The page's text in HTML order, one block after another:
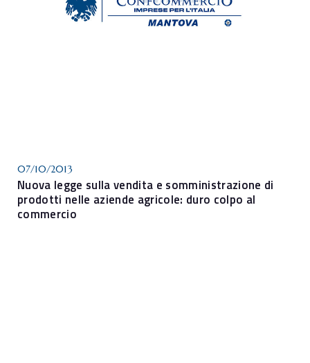
07/10/2013
Nuova legge sulla vendita e somministrazione di
prodotti nelle aziende agricole: duro colpo al
commercio